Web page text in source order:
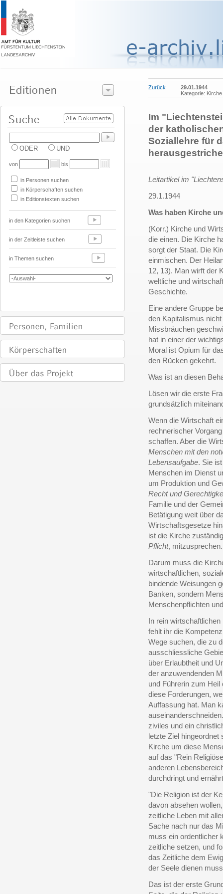
ODER UND
von bis
in Personen suchen
in Körperschaften suchen
in Editionstexten suchen
in den Kategorien suchen
in der Zeitleiste suchen
in Themen suchen
Zurück
29.01.1944
Kategorie:
Im
der
Soziallehre für
Leitartikel im
29.1.1944
Was haben Kirche
(Korr.) Kirche und
die einen. Die Kirche
sorgt der Staat. Die
einmischen. Der
12, 13). Man wirft der
weltliche und
Geschichte.
Eine andere Gruppe
den Kapitalismus
Missbräuchen
hat in einer der
Moral ist Opium für
den Rücken gekehrt.
Was ist an diesen
Lösen wir die erste
grundsätzlich
Wenn die Wirtschaft
rechnerischer
schaffen. Aber die
Menschen mit den
Lebensaufgabe. Sie
Menschen im Dienst
um Produktion und
Recht und
Familie und der
Betätigung weit über
Wirtschaftsgesetze
ist die Kirche
Pflicht, mitzusprechen.
Darum muss die
wirtschaftlichen,
bindende Weisungen
Banken, sondern
Menschenpflichten
In rein
fehlt ihr die
Wege suchen, die zu
ausschliessliche
über Erlaubtheit und
der anzuwendenden
und Führerin zum
diese Forderungen,
Auffassung hat. Man
ziviles und ein
letzte Ziel
Kirche um diese
auf das "Rein
anderen
durchdringt und
"Die Religion ist der
davon absehen
zeitliche Leben mit
Sache nach nur das
muss ein ordentlicher
zeitliche setzen, und
das Zeitliche dem
der Seele dienen
Das ist der erste